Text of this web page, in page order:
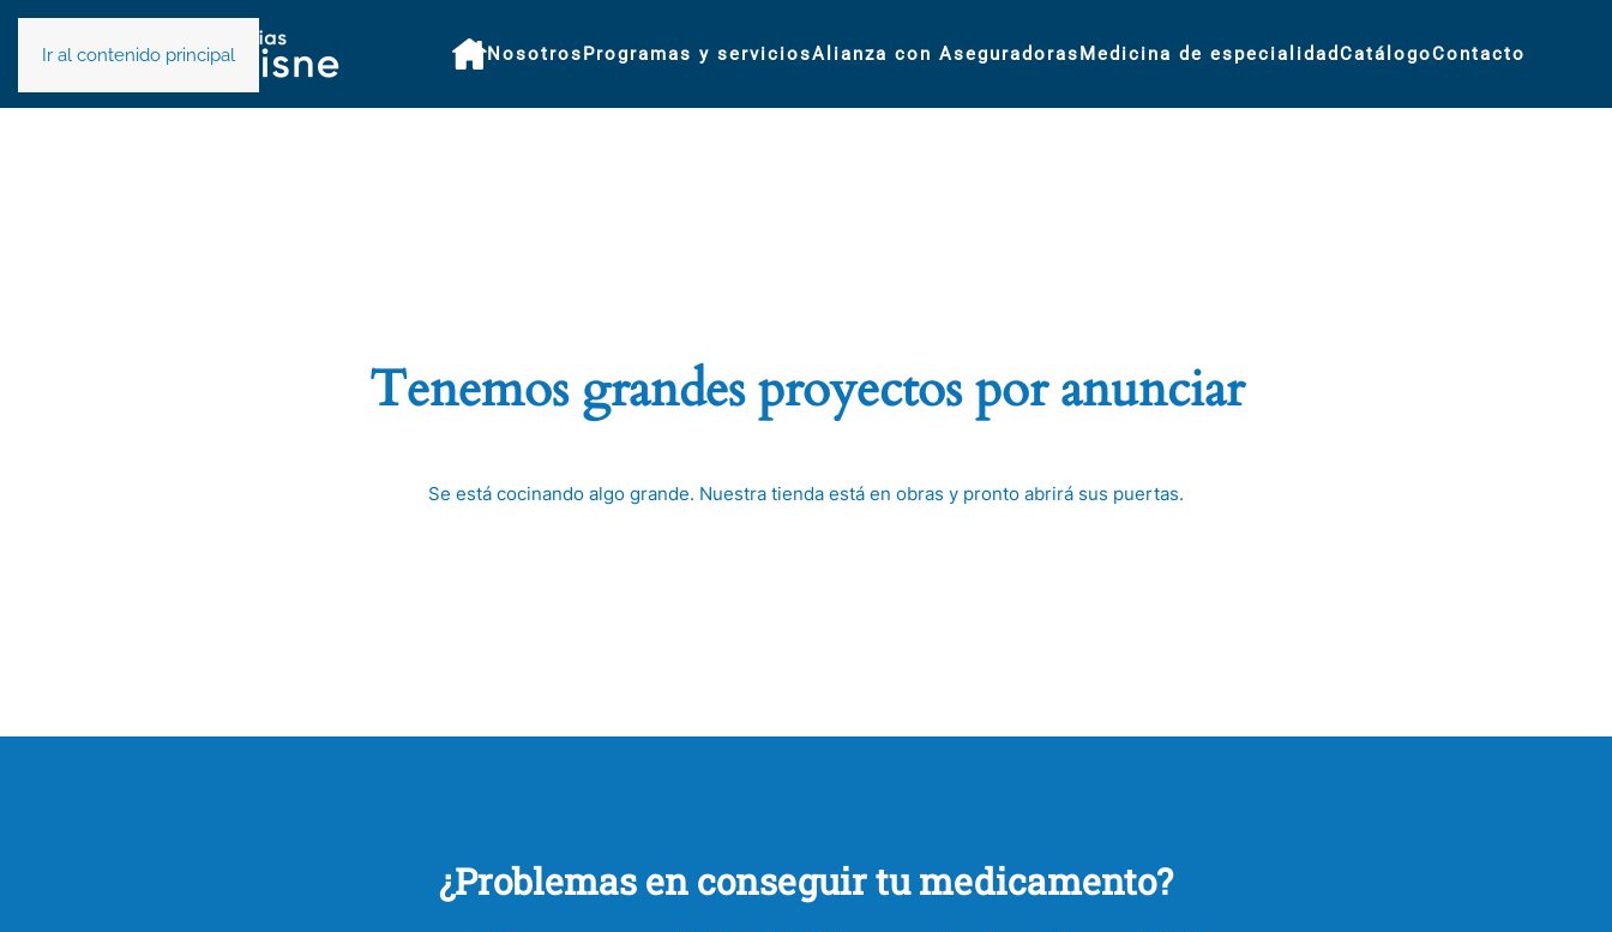
Ir al contenido principal NosotrosProgramas y serviciosAlianza con AseguradorasMedicina de especialidad CatálogoContacto
Tenemos grandes proyectos por anunciar
Se está cocinando algo grande. Nuestra tienda está en obras y pronto abrirá sus puertas.
¿Problemas en conseguir tu medicamento?